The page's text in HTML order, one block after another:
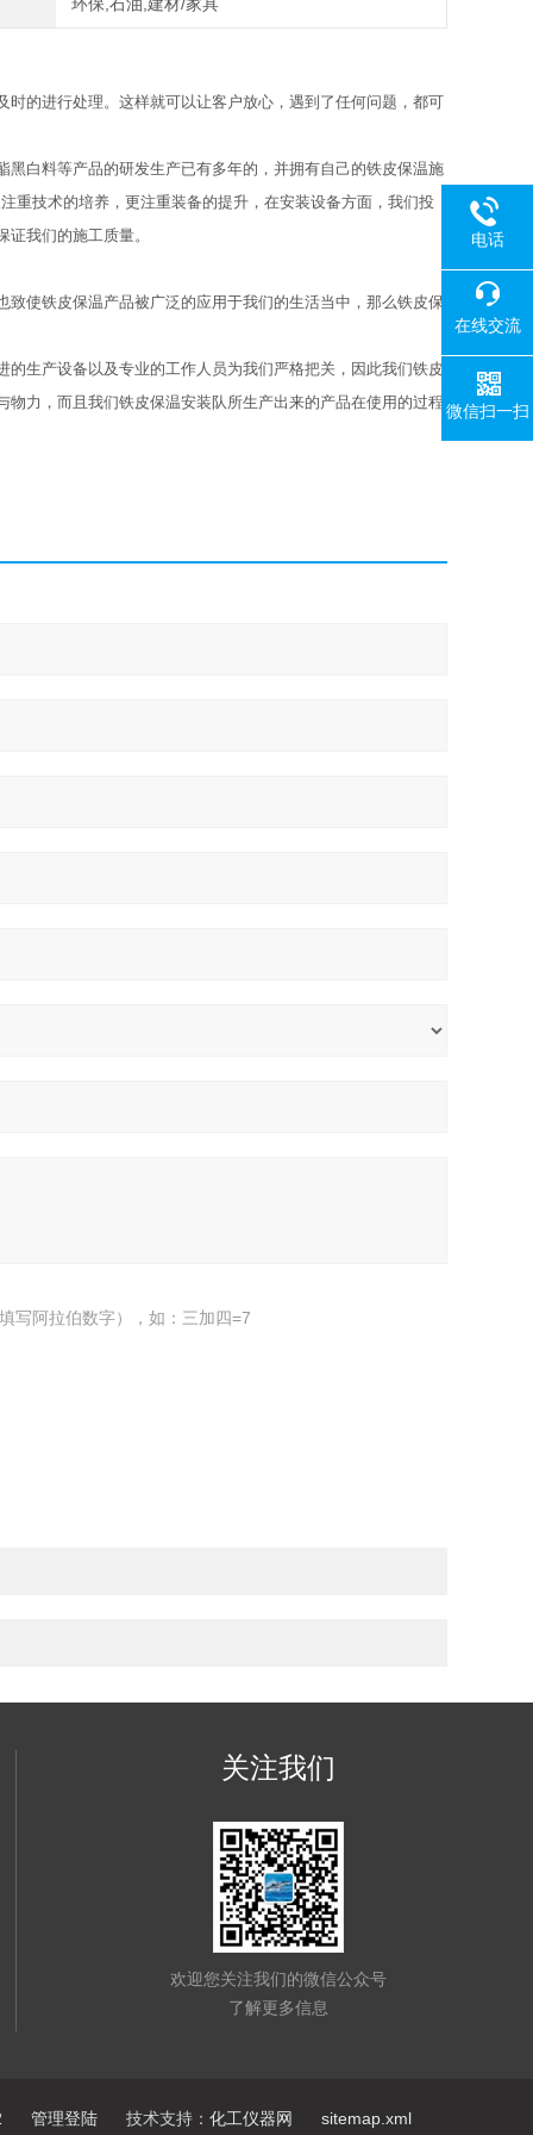
的进行处理。这样就可以让客户放心，遇到了任何问题，都可
白料等产品的研发生产已有多年的，并拥有自己的铁皮保温施
重技术的培养，更注重装备的提升，在安装设备方面，我们投
我们的施工质量。
铁皮保温产品被广泛的应用于我们的生活当中，那么铁皮保
产设备以及专业的工作人员为我们严格把关，因此我们铁皮
力，而且我们铁皮保温安装队所生产出来的产品在使用的过程
写阿拉伯数字），如：三加四=7
关注我们
欢迎您关注我们的微信公众号
了解更多信息
管理登陆 技术支持： 化工仪器网 sitemap.xml
电话
在线交流
微信扫一扫